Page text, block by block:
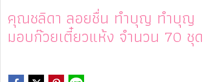
คุณชลิดา ลอยชื่น ทำบุญ ทำบุญ
มอบก๊วยเตี๋ยวแห้ง จำนวน 70 ชุด